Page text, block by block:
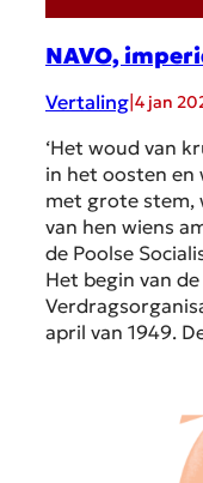
NAVO,
Vertaling 4 jan
‘Het woud van
in het oosten en
met grote stem,
van hen wiens
de Poolse
Het begin van
april van 1949.